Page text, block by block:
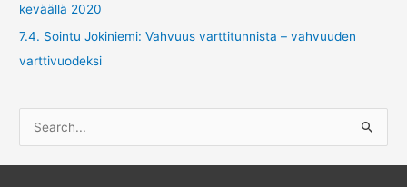
keväällä 2020
7.4. Sointu Jokiniemi: Vahvuus varttitunnista – vahvuuden
varttivuodeksi
e
a